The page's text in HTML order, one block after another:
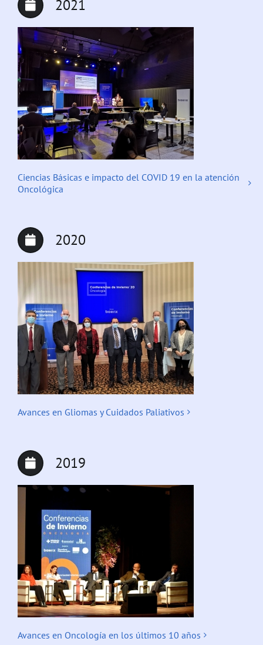
2021
Ciencias Básicas e impacto del COVID 19 en la atención
Oncológica
2020
Avances en Gliomas y Cuidados Paliativos
2019
Avances en Oncología en los últimos 10 años